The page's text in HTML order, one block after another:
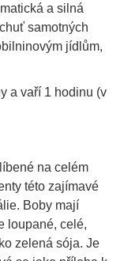
a silná
samotných
jídlům,
a vaří 1 hodinu (v
na celém
této zajímavé
Boby mají
loupané, celé,
zelená sója. Je